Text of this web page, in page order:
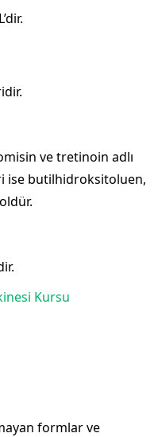
ve tretinoin adlı
ise butilhidroksitoluen,
formlar ve